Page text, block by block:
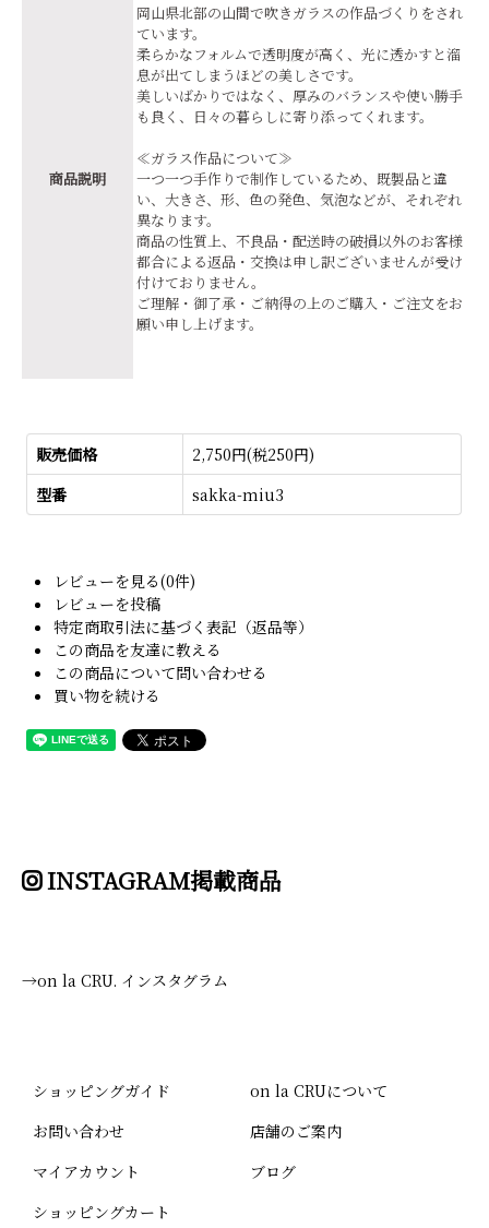
商品説明
岡山県北部の山間で吹きガラスの作品づくりをされ
ています。
柔らかなフォルムで透明度が高く、光に透かすと溜
息が出てしまうほどの美しさです。
美しいばかりではなく、厚みのバランスや使い勝手
も良く、日々の暮らしに寄り添ってくれます。
≪ガラス作品について≫
一つ一つ手作りで制作しているため、既製品と違
い、大きさ、形、色の発色、気泡などが、それぞれ
異なります。
商品の性質上、不良品・配送時の破損以外のお客様
都合による返品・交換は申し訳ございませんが受け
付けておりません。
ご理解・御了承・ご納得の上のご購入・ご注文をお
願い申し上げます。
販売価格
2,750円(税250円)
型番
sakka-miu3
レビューを見る(0件)
レビューを投稿
特定商取引法に基づく表記（返品等）
この商品を友達に教える
この商品について問い合わせる
買い物を続ける
INSTAGRAM掲載商品
→on la CRU. インスタグラム
ショッピングガイド
お問い合わせ
マイアカウント
ショッピングカート
on la CRUについて
店舗のご案内
ブログ